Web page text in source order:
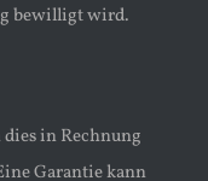
bewilligt wird.
dies in Rechnung
Garantie kann